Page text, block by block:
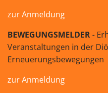
zur Anmeldung
BEWEGUNGSMELDER-
Veranstaltungen in der
Erneuerungsbewegungen
zur Anmeldung